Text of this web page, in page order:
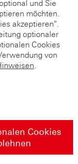
und Sie
möchten.
akzeptieren".
optionaler
Cookies
von
.
Cookies